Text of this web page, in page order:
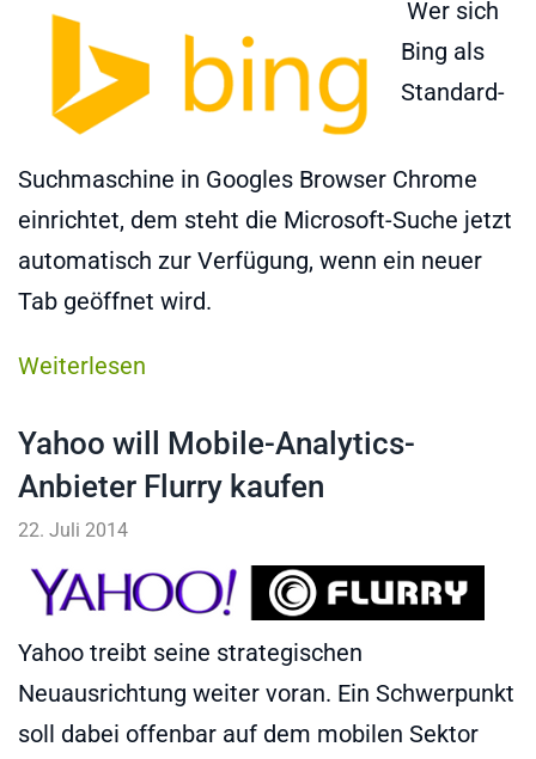
Wer sich
Bing als
Standard-
Suchmaschine in Googles Browser Chrome
einrichtet, dem steht die Microsoft-Suche jetzt
automatisch zur Verfügung, wenn ein neuer
Tab geöffnet wird.
Weiterlesen
Yahoo will Mobile-Analytics-
Anbieter Flurry kaufen
22. Juli 2014
Yahoo treibt seine strategischen
Neuausrichtung weiter voran. Ein Schwerpunkt
soll dabei offenbar auf dem mobilen Sektor